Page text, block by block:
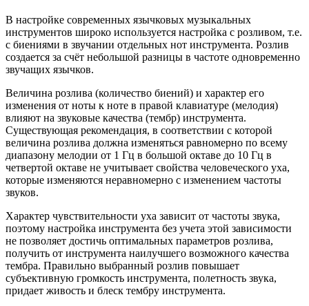
В настройке современных язычковых музыкальных
инструментов широко используется настройка с розливом, т.е.
с биениями в звучании отдельных нот инструмента. Розлив
создается за счёт небольшой разницы в частоте одновременно
звучащих язычков.
Величина розлива (количество биений) и характер его
изменения от ноты к ноте в правой клавиатуре (мелодия)
влияют на звуковые качества (тембр) инструмента.
Существующая рекомендация, в соответствии с которой
величина розлива должна изменяться равномерно по всему
диапазону мелодии от 1 Гц в большой октаве до 10 Гц в
четвертой октаве не учитывает свойства человеческого уха,
которые изменяются неравномерно с изменением частоты
звуков.
Характер чувствительности уха зависит от частоты звука,
поэтому настройка инструмента без учета этой зависимости
не позволяет достичь оптимальных параметров розлива,
получить от инструмента наилучшего возможного качества
тембра. Правильно выбранный розлив повышает
субъективную громкость инструмента, полетность звука,
придает живость и блеск тембру инструмента.